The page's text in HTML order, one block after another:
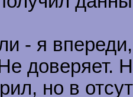
- я
доверяет.
но в